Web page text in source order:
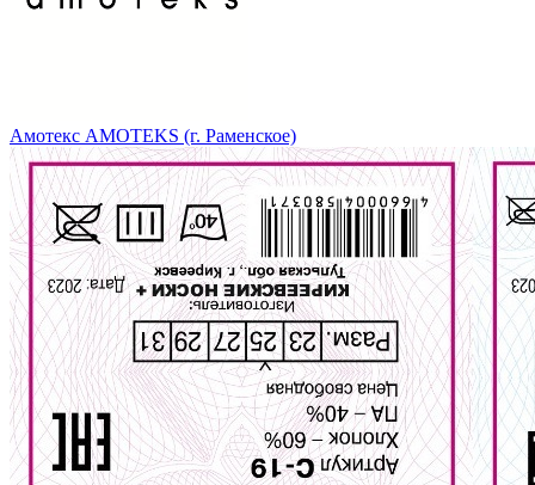
Амотекс AMOTEKS (г. Раменское)